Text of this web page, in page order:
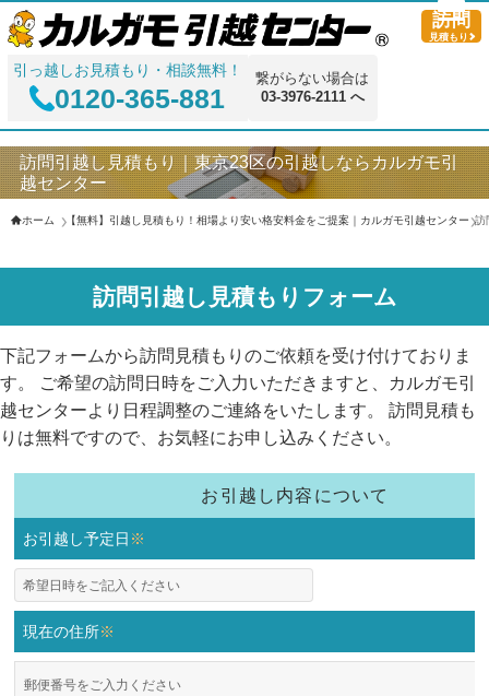
引っ越しお見積もり・相談無料！
0120-365-881
繋がらない場合は
03-3976-2111 へ
訪問
見積もり
訪問引越し見積もり｜東京23区の引越しならカルガモ引
越センター
ホーム 【無料】引越し見積もり！相場より安い格安料金をご提案｜カルガモ引越センター 訪
訪問引越し見積もりフォーム
下記フォームから訪問見積もりのご依頼を受け付けておりま
す。 ご希望の訪問日時をご入力いただきますと、カルガモ引
越センターより日程調整のご連絡をいたします。 訪問見積も
りは無料ですので、お気軽にお申し込みください。
お引越し内容について
お引越し予定日 ※
現在の住所※